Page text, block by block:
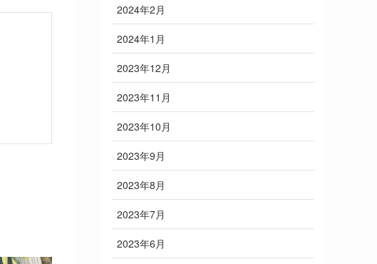
2024年2月
2024年1月
2023年12月
2023年11月
2023年10月
2023年9月
2023年8月
2023年7月
2023年6月